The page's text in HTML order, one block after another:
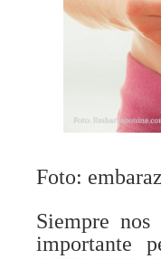
Foto:
Siempre
importante